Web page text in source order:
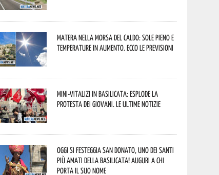
Matera nella morsa del caldo: sole pieno e
temperature in aumento. Ecco le previsioni
Mini-vitalizi in Basilicata: esplode la
protesta dei giovani. Le ultime notizie
Oggi si festeggia San Donato, uno dei Santi
più amati della Basilicata! Auguri a chi
porta il suo nome